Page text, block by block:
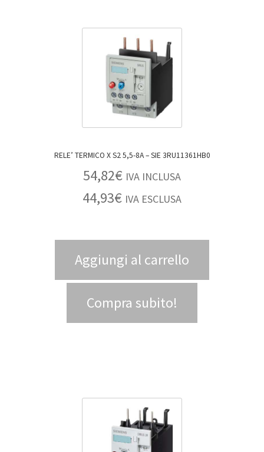
RELE’ TERMICO X S2 5,5-8A – SIE 3RU11361HB0
54,82€ IVA INCLUSA
44,93€ IVA ESCLUSA
Aggiungi al carrello
Compra subito!